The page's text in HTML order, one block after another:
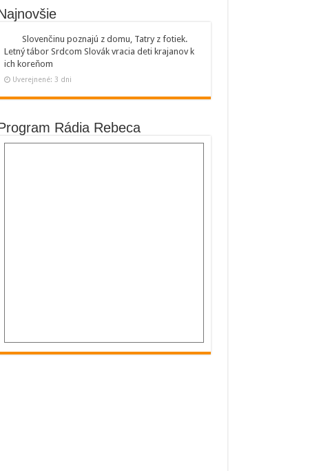
Slovenčinu poznajú z domu, Tatry z fotiek.
Letný tábor Srdcom Slovák vracia deti krajanov k
ich koreňom
Uverejnené: 3 dni
Rádia Rebeca